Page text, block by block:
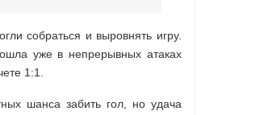
собраться и выровнять игру.
уже в непрерывных атаках
1:1.
шанса забить гол, но удача